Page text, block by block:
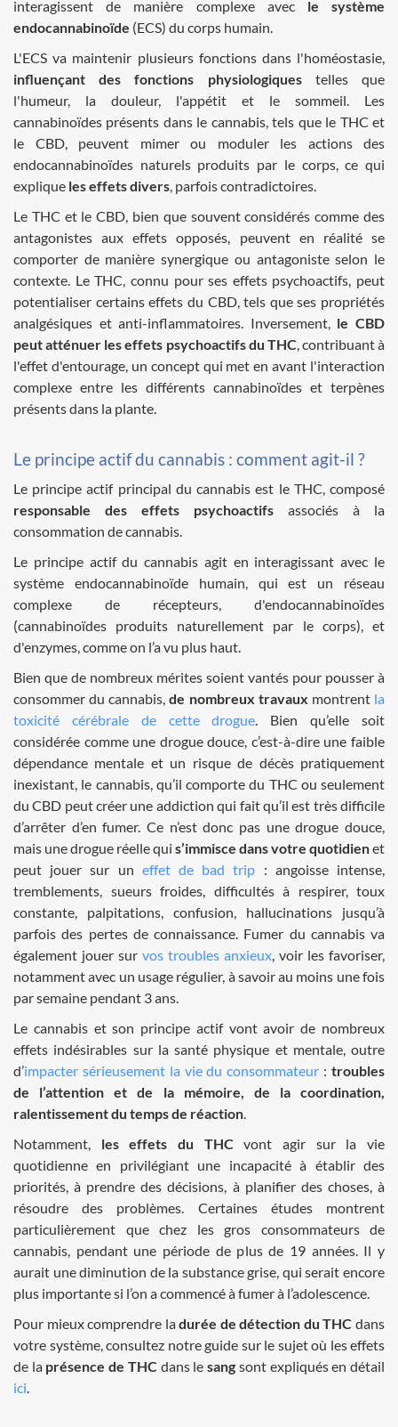
interagissent de manière complexe avec le système
endocannabinoïde (ECS) du corps humain.
L'ECS va maintenir plusieurs fonctions dans l'homéostasie,
influençant des fonctions physiologiquestelles que
l'humeur, la douleur, l'appétit et le sommeil. Les
cannabinoïdes présents dans le cannabis, tels que le THC et
le CBD, peuvent mimer ou moduler les actions des
endocannabinoïdes naturels produits par le corps, ce qui
explique les effets divers, parfois contradictoires.
Le THC et le CBD, bien que souvent considérés comme des
antagonistes aux effets opposés, peuvent en réalité se
comporter de manière synergique ou antagoniste selon le
contexte. Le THC, connu pour ses effets psychoactifs, peut
potentialiser certains effets du CBD, tels que ses propriétés
analgésiques et anti-inflammatoires. Inversement, le CBD
peut atténuer les effets psychoactifs du THC, contribuant à
l'effet d'entourage, un concept qui met en avant l'interaction
complexe entre les différents cannabinoïdes et terpènes
présents dans la plante.
Le principe actif du cannabis : comment agit-il ?
Le principe actif principal du cannabis est le THC, composé
responsable des effets psychoactifs associés à la
consommation de cannabis.
Le principe actif du cannabis agit en interagissant avec le
système endocannabinoïde humain, qui est un réseau
complexe de récepteurs, d'endocannabinoïdes
(cannabinoïdes produits naturellement par le corps), et
d'enzymes, comme on l’a vu plus haut.
Bien que de nombreux mérites soient vantés pour pousser à
consommer du cannabis,de nombreux travaux montrent la
toxicité cérébrale de cette drogue. Bien qu’elle soit
considérée comme une drogue douce, c’est-à-dire une faible
dépendance mentale et un risque de décès pratiquement
inexistant, le cannabis, qu’il comporte du THC ou seulement
du CBD peut créer une addiction qui fait qu’il est très difficile
d’arrêter d’en fumer. Ce n’est donc pas une drogue douce,
mais une drogue réelle qui s’immisce dans votre quotidienet
peut jouer sur un effet de bad trip : angoisse intense,
tremblements, sueurs froides, difficultés à respirer, toux
constante, palpitations, confusion, hallucinations jusqu’à
parfois des pertes de connaissance. Fumer du cannabis va
également jouer sur vos troubles anxieux, voir les favoriser,
notamment avec un usage régulier, à savoir au moins une fois
par semaine pendant 3 ans.
Le cannabis et son principe actif vont avoir de nombreux
effets indésirables sur la santé physique et mentale, outre
d’impacter sérieusement la vie du consommateur :troubles
de l’attention et de la mémoire, de la coordination,
ralentissement du temps de réaction.
Notamment, les effets du THC vont agir sur la vie
quotidienne en privilégiant une incapacité à établir des
priorités, à prendre des décisions, à planifier des choses, à
résoudre des problèmes. Certaines études montrent
particulièrement que chez les gros consommateurs de
cannabis, pendant une période de plus de 19 années. Il y
aurait une diminution de la substance grise, qui serait encore
plus importante si l’on a commencé à fumer à l’adolescence.
Pour mieux comprendre ladurée de détection du THC dans
votre système, consultez notre guide sur le sujet où les effets
de la présence de THC dans lesang sont expliqués en détail
ici.